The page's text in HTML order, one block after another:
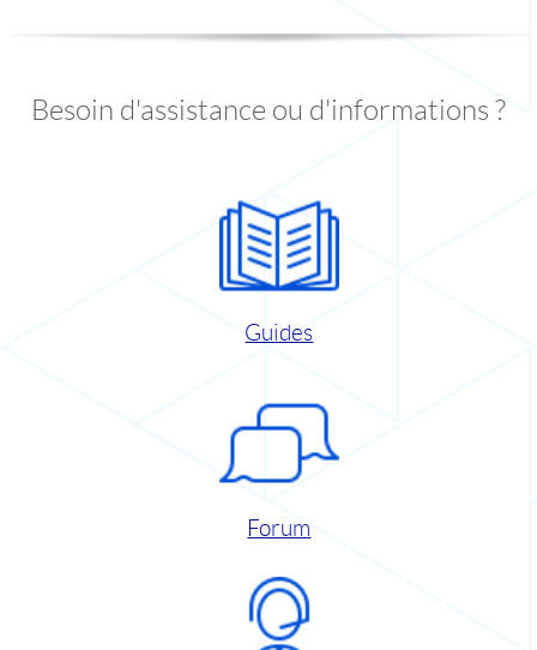
Besoin d'assistance ou d'informations ?
Guides
Forum